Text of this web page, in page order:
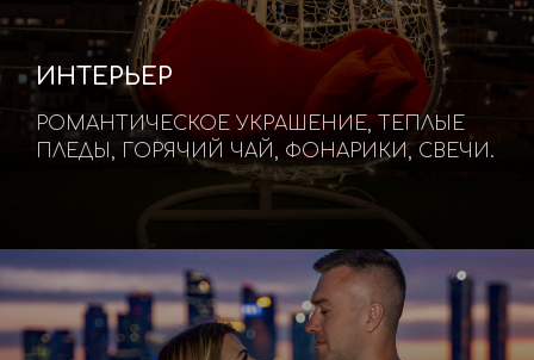
ИНТЕРЬЕР
РОМАНТИЧЕСКОЕ УКРАШЕНИЕ, ТЕПЛЫЕ
ПЛЕДЫ, ГОРЯЧИЙ ЧАЙ, ФОНАРИКИ, СВЕЧИ.